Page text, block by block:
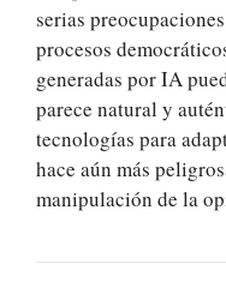
serias
procesos
generadas por IA
parece natural y
tecnologías para
hace aún más
manipulación de la